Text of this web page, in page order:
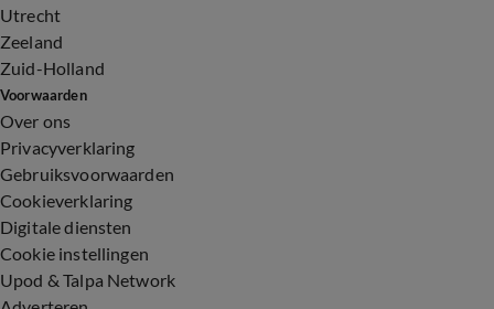
Utrecht
Zeeland
Zuid-Holland
Voorwaarden
Over ons
Privacyverklaring
Gebruiksvoorwaarden
Cookieverklaring
Digitale diensten
Cookie instellingen
Upod & Talpa Network